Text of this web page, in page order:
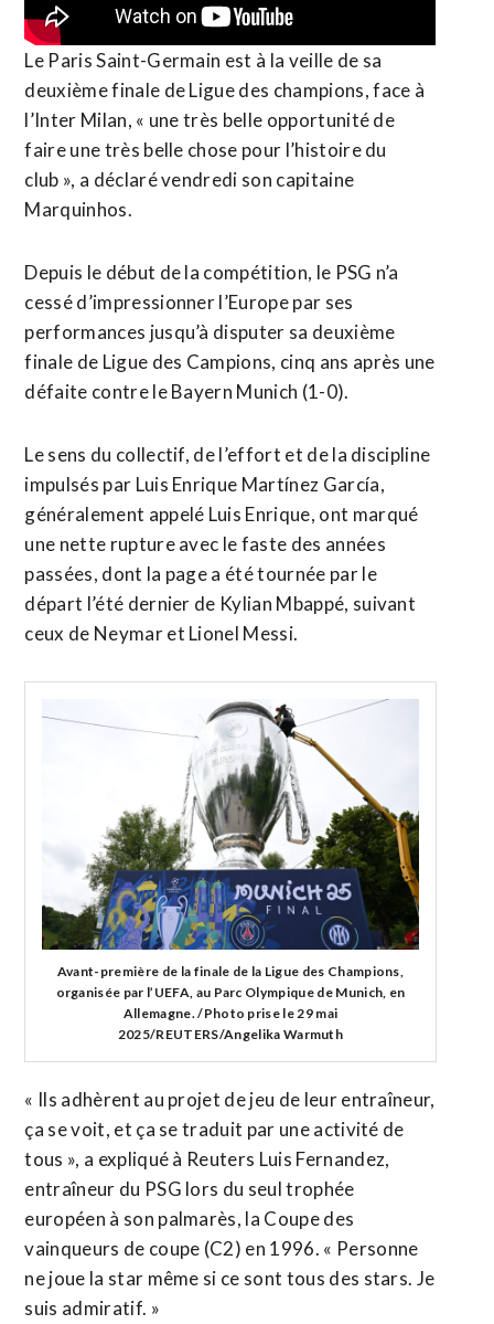
Le Paris Saint-Germain est à la veille de sa
deuxième finale de Ligue des champions, face à
l’Inter Milan, « une très belle opportunité de
faire une très belle chose pour l’histoire du
club », a déclaré vendredi son capitaine
Marquinhos.
Depuis le début de la compétition, le PSG n’a
cessé d’impressionner l’Europe par ses
performances jusqu’à disputer sa deuxième
finale de Ligue des Campions, cinq ans après une
défaite contre le Bayern Munich (1-0).
Le sens du collectif, de l’effort et de la discipline
impulsés par Luis Enrique Martínez García,
généralement appelé Luis Enrique, ont marqué
une nette rupture avec le faste des années
passées, dont la page a été tournée par le
départ l’été dernier de Kylian Mbappé, suivant
ceux de Neymar et Lionel Messi.
Avant-première de la finale de la Ligue des Champions,
organisée par l’UEFA, au Parc Olympique de Munich, en
Allemagne. /Photo prise le 29 mai
2025/REUTERS/Angelika Warmuth
« Ils adhèrent au projet de jeu de leur entraîneur,
ça se voit, et ça se traduit par une activité de
tous », a expliqué à Reuters Luis Fernandez,
entraîneur du PSG lors du seul trophée
européen à son palmarès, la Coupe des
vainqueurs de coupe (C2) en 1996. « Personne
ne joue la star même si ce sont tous des stars. Je
suis admiratif. »